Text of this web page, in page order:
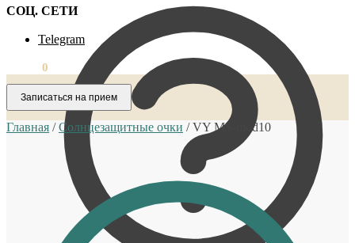
СОЦ. СЕТИ
Telegram
0
Записаться на прием
Главная /Солнцезащитные очки /VY MS-mod10